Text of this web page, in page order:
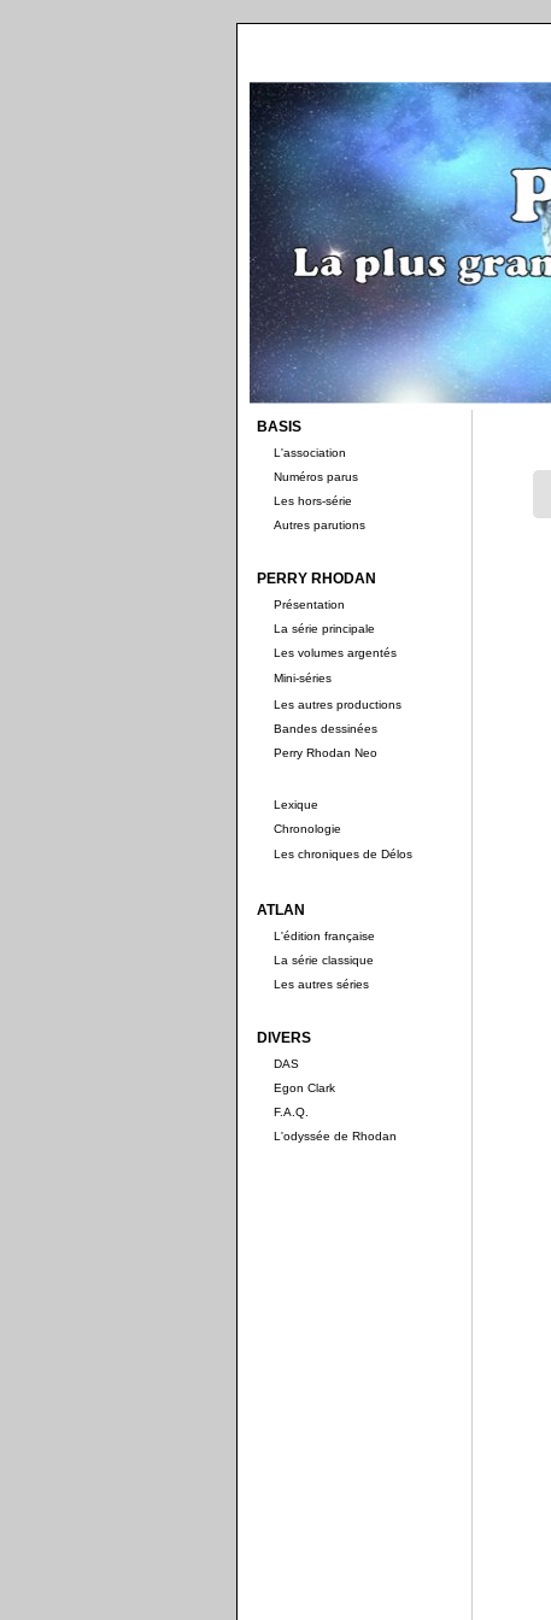
BASIS
L'association
Numéros parus
Les hors-série
Autres parutions
PERRY RHODAN
Présentation
La série principale
Les volumes argentés
Mini-séries
Les autres productions
Bandes dessinées
Perry Rhodan Neo
Lexique
Chronologie
Les chroniques de Délos
ATLAN
L'édition française
La série classique
Les autres séries
DIVERS
DAS
Egon Clark
F.A.Q.
L'odyssée de Rhodan